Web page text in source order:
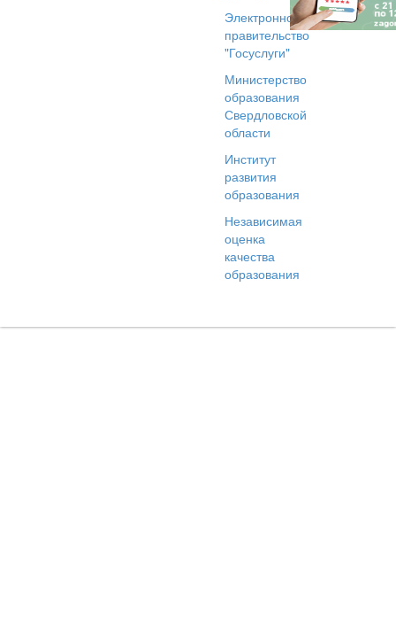
Электронное
правительство
"Госуслуги"
Министерство
образования
Свердловской
области
Институт
развития
образования
Независимая
оценка
качества
образования